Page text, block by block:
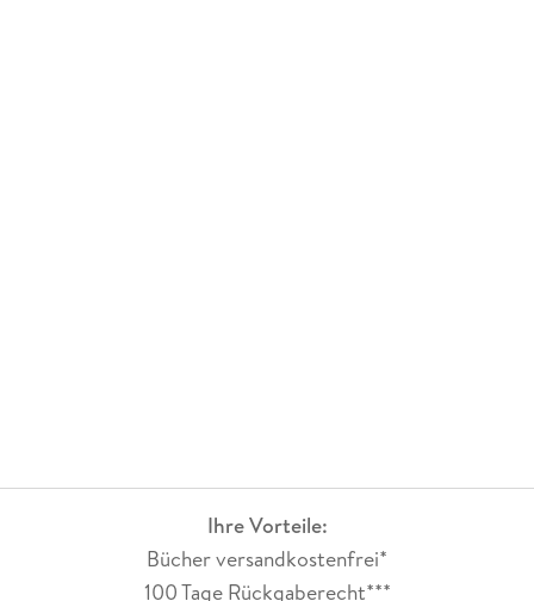
Ihre Vorteile:
Bücher versandkostenfrei*
100 Tage Rückgaberecht***